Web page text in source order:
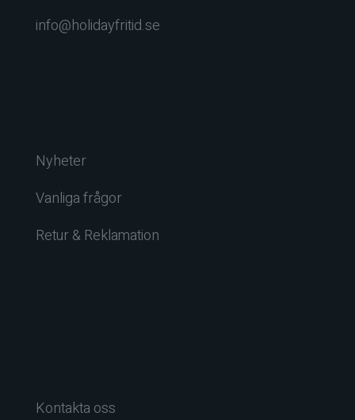
info@holidayfritid.se
Nyheter
Vanliga frågor
Retur & Reklamation
Kontakta oss